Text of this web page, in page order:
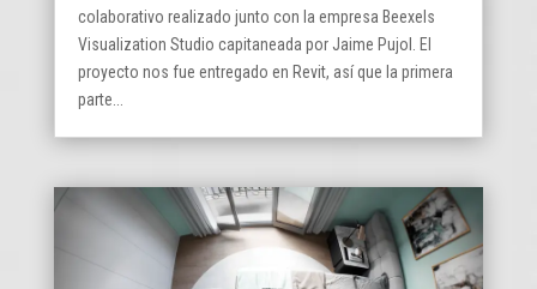
colaborativo realizado junto con la empresa Beexels
Visualization Studio capitaneada por Jaime Pujol. El
proyecto nos fue entregado en Revit, así que la primera
parte...